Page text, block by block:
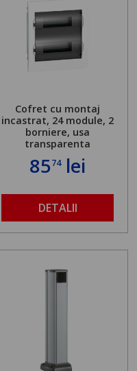
Cofret cu montaj
incastrat, 24 module, 2
borniere, usa
transparenta
8574lei
DETALII